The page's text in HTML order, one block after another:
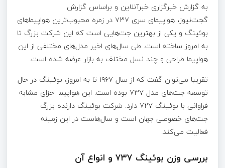
به گزارش خبرگزاری خبرآنلاین و براساس گزارش
گجت‌نیوز، هواپیمای سری ۷۳۷ در زمره محبوب‌ترین هواپیماهای
بوئینگ و یکی از بهترین جت‌هایی است که این شرکت بزرگ تا
به امروز ساخته است. طی سال‌های اخیر مدل‌های مختلفی از این
هواپیما طراحی و چند نسل مختلف به بازار عرضه شده است.
تقریبا می‌توان گفت که از سال ۱۹۶۷ تا به امروز، بوئینگ در حال
توسعه جت‌های مدل ۷۳۷ بوده است. این هواپیما اجزای مشابه
فراوانی با بوئینگ ۷۲۷ دارد. شرکت بوئینگ دارنده بزرگ
جت‌های خصوصی جهان است و سال‌هاست در این زمینه
فعالیت می‌کند.
بررسی وزن بوئینگ ۷۳۷ و انواع آن